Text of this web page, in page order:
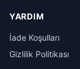
YARDIM
İade Koşulları
Gizlilik Politikası